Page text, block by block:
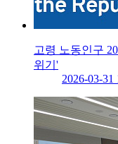
고령 노동인구
위기'
2026-03-31